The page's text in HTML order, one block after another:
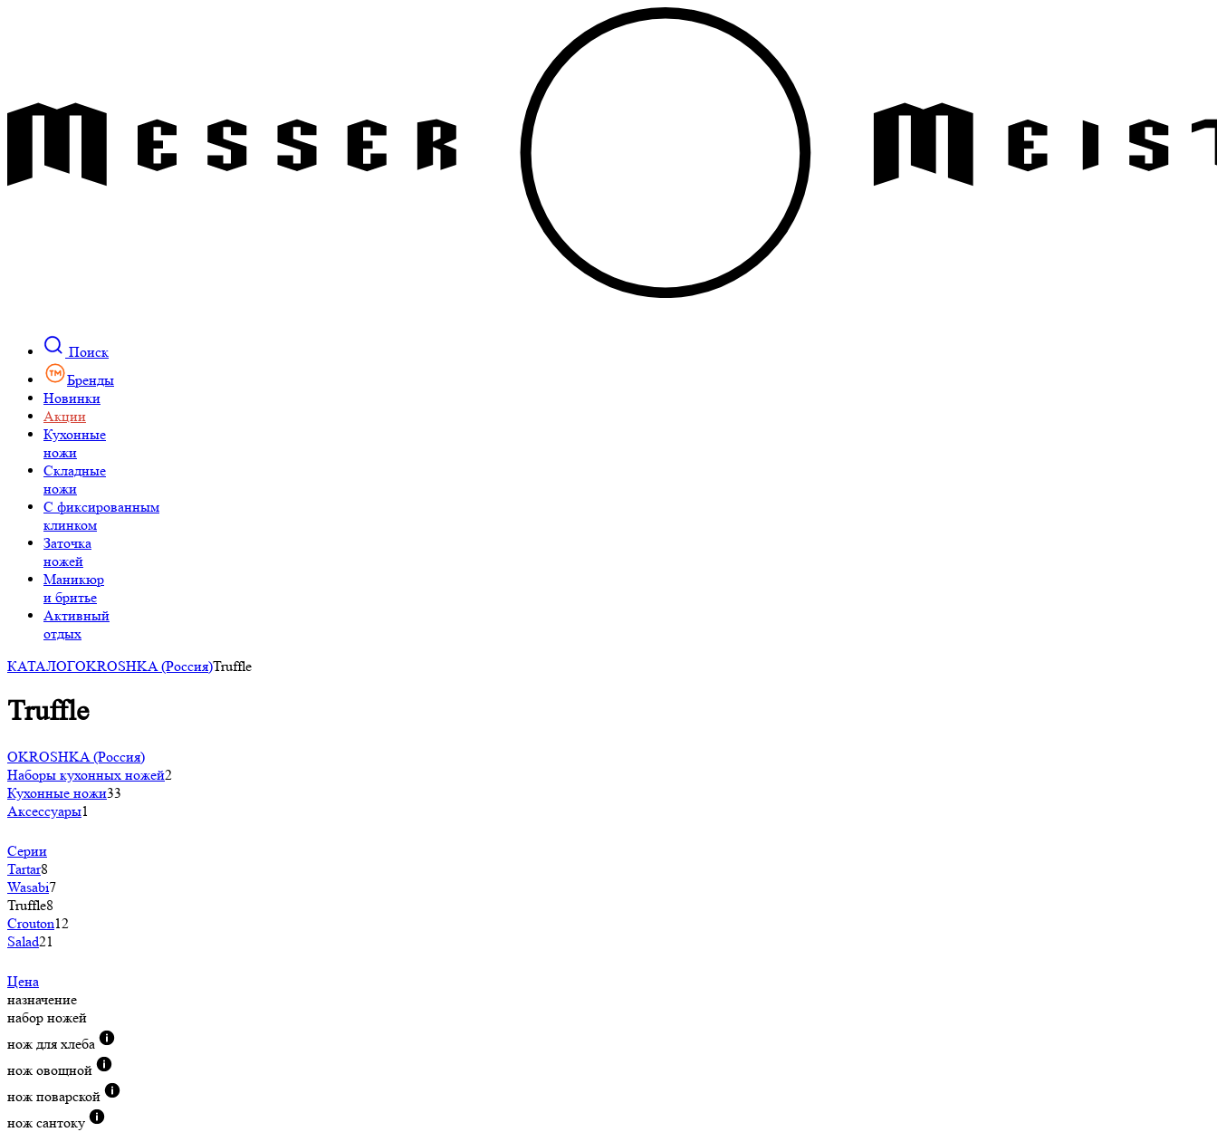
Поиск
Бренды
Новинки
Акции
Кухонные
ножи
Складные
ножи
C фиксированным
клинком
Заточка
ножей
Маникюр
и бритье
Активный
отдых
КАТАЛОГOKROSHKA (Россия)Truffle
Truffle
OKROSHKA (Россия)
Наборы кухонных ножей2
Кухонные ножи33
Аксессуары1
Серии
Tartar8
Wasabi7
Truffle8
Crouton12
Salad21
Цена
назначение
набор ножей
нож для хлеба
нож овощной
нож поварской
нож сантоку